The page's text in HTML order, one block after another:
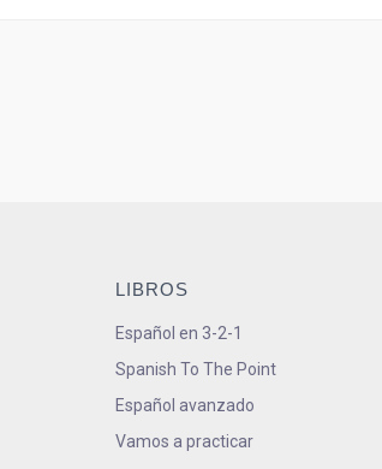
LIBROS
Español en 3-2-1
Spanish To The Point
Español avanzado
Vamos a practicar